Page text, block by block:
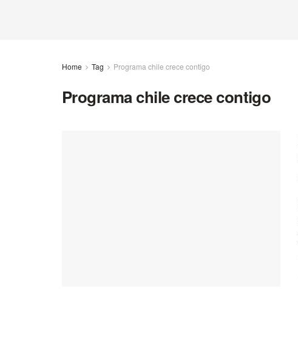
Home Tag Programa chile crece contigo
Programa chile crece contigo